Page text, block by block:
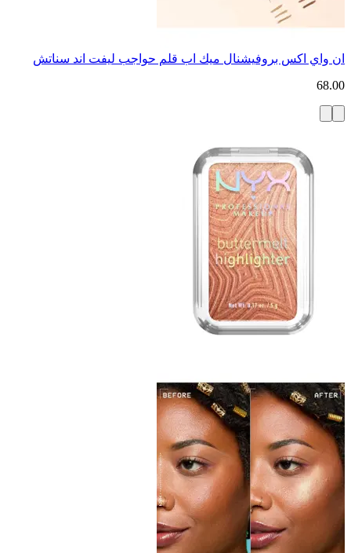
ان واي اكس بروفيشنال ميك اب قلم حواجب ليفت اند سناتش
68.00